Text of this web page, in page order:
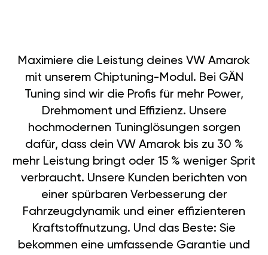
Maximiere die Leistung deines VW Amarok
mit unserem Chiptuning-Modul. Bei GÄN
Tuning sind wir die Profis für mehr Power,
Drehmoment und Effizienz. Unsere
hochmodernen Tuninglösungen sorgen
dafür, dass dein VW Amarok bis zu 30 %
mehr Leistung bringt oder 15 % weniger Sprit
verbraucht. Unsere Kunden berichten von
einer spürbaren Verbesserung der
Fahrzeugdynamik und einer effizienteren
Kraftstoffnutzung. Und das Beste: Sie
bekommen eine umfassende Garantie und